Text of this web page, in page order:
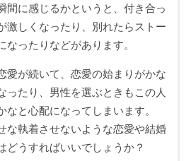
間に感じるかというと、付き合っ
激しくなったり、別れたらストー
なったりなどがあります。
愛が続いて、恋愛の始まりがかな
ったり、男性を選ぶときもこの人
なと心配になってしまいます。
な執着させないような恋愛や結婚
どうすればいいでしょうか？